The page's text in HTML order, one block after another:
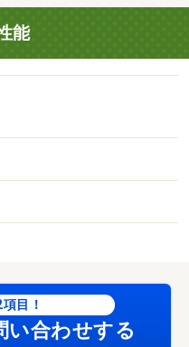
くて来店の時間が取れな
まずはＬＩＮＥで条件を
っと気軽に、もっとスム
ハウスリーブ ハウスリ
２．２万／月額保証委
．５％ ※ペット可は
簡単』お部屋探し まず
。 お部屋探しを、もっ
リーニング費用 60000
能
目！
い合わせする